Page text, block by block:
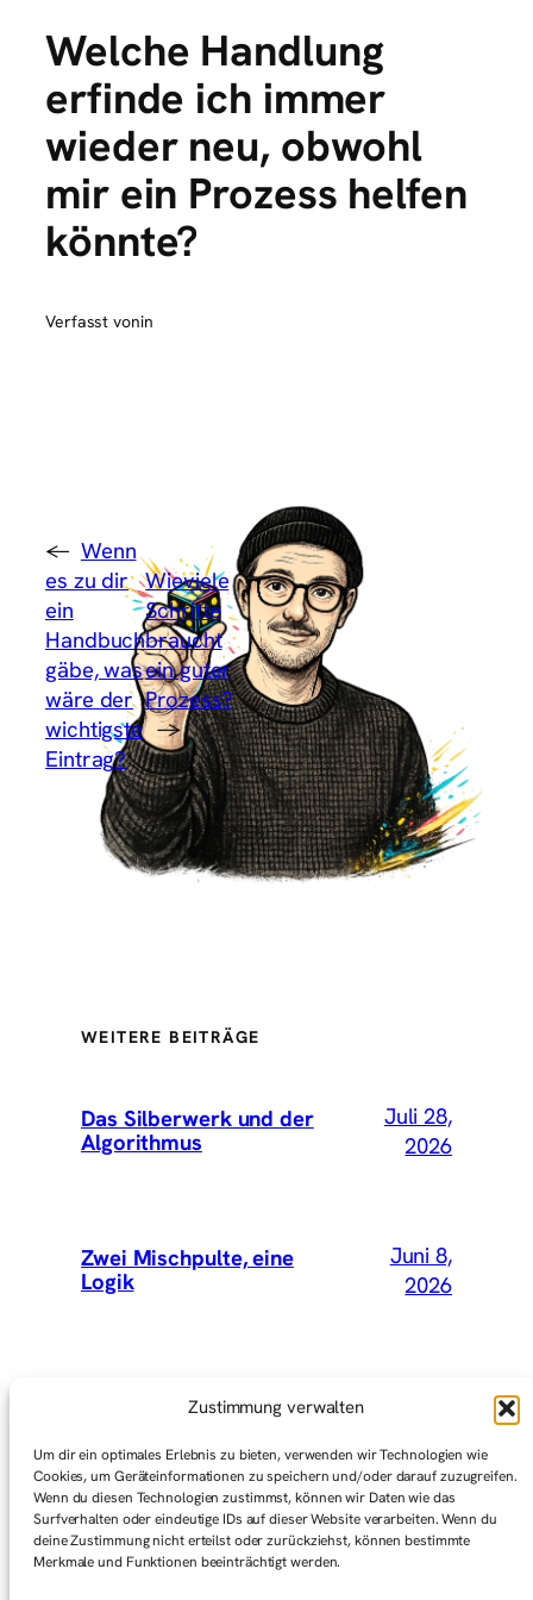
Zustimmung verwalten
Um dir ein optimales Erlebnis zu bieten, verwenden wir Technologien wie
Cookies, um Geräteinformationen zu speichern und/oder darauf zuzugreifen.
Wenn du diesen Technologien zustimmst, können wir Daten wie das
Surfverhalten oder eindeutige IDs auf dieser Website verarbeiten. Wenn du
deine Zustimmung nicht erteilst oder zurückziehst, können bestimmte
Merkmale und Funktionen beeinträchtigt werden.
Welche Handlung
erfinde ich immer
wieder neu, obwohl
mir ein Prozess helfen
könnte?
Verfasst vonin
← Wenn
es zu dir
ein
Handbuch
gäbe, was
wäre der
wichtigste
Eintrag?
Wieviele
Schritte
braucht
ein guter
Prozess?
→
WEITERE BEITRÄGE
Das Silberwerk und der
Algorithmus
Juli 28,
2026
Zwei Mischpulte, eine
Logik
Juni 8,
2026
Wir hätten Vey mitnehmen
Graswurzelbewegungen
(Gedanken zum ersten Mai)
Mai 1,